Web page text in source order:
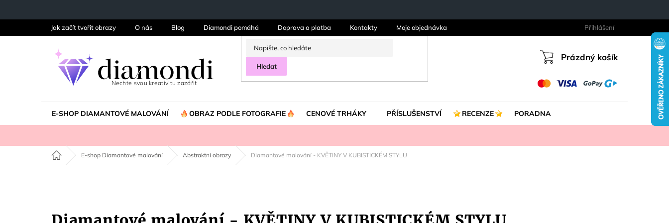
Jak začít tvořit obrazy O nás Blog Diamondi pomáhá Doprava a platba Kontakty Moje objednávka Přihlášení
Hledat
Nákupní
Prázdný košík
E-SHOP DIAMANTOVÉ MALOVÁNÍ OBRAZ PODLE FOTOGRAFIE CENOVÉ TRHÁKY PŘÍSLUŠENSTVÍ RECENZE PORADNA
Domů E-shop Diamantové malování Abstraktní obrazy Diamantové malování - KVĚTINY V KUBISTICKÉM STYLU